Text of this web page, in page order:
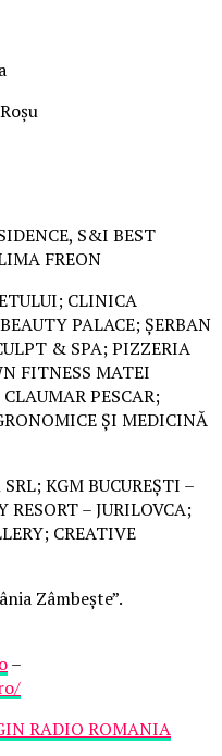
S&I BEST
FREON
CLINICA
PALACE; ȘERBAN
& SPA; PIZZERIA
FITNESS MATEI
PESCAR;
ȘI MEDICINĂ
KGM BUCUREȘTI –
RESORT – JURILOVCA;
CREATIVE
Zâmbește”.
–
RADIO ROMANIA